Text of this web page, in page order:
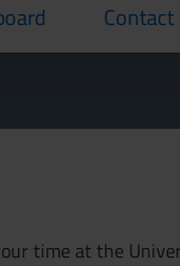
Contact
current
time at the